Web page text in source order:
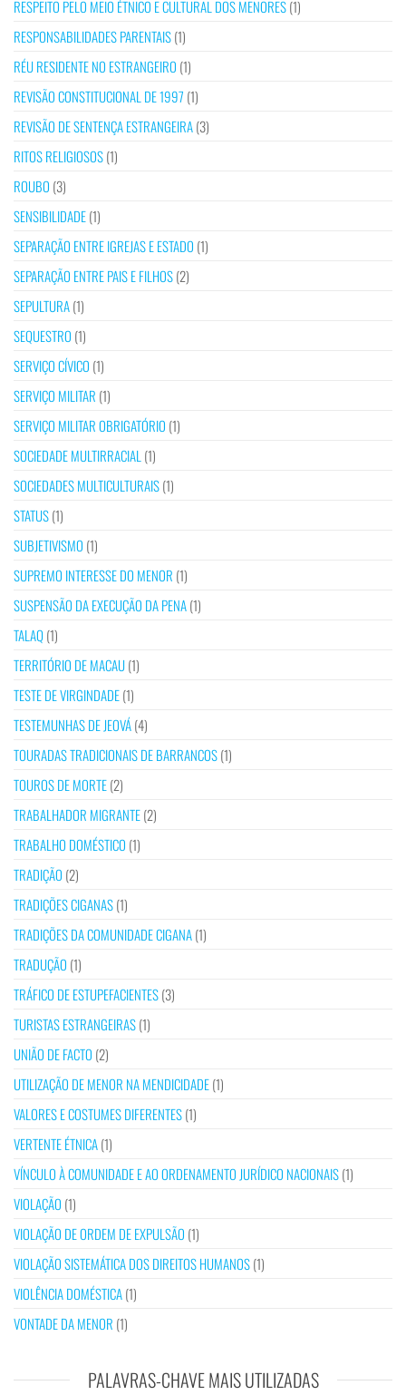
RESPEITO PELO MEIO ÉTNICO E CULTURAL DOS MENORES(1)
RESPONSABILIDADES PARENTAIS(1)
RÉU RESIDENTE NO ESTRANGEIRO (1)
REVISÃO CONSTITUCIONAL DE 1997 (1)
REVISÃO DE SENTENÇA ESTRANGEIRA(3)
RITOS RELIGIOSOS(1)
ROUBO (3)
SENSIBILIDADE(1)
SEPARAÇÃO ENTRE IGREJAS E ESTADO (1)
SEPARAÇÃO ENTRE PAIS E FILHOS(2)
SEPULTURA(1)
SEQUESTRO (1)
SERVIÇO CÍVICO (1)
SERVIÇO MILITAR (1)
SERVIÇO MILITAR OBRIGATÓRIO (1)
SOCIEDADE MULTIRRACIAL (1)
SOCIEDADES MULTICULTURAIS(1)
STATUS(1)
SUBJETIVISMO (1)
SUPREMO INTERESSE DO MENOR (1)
SUSPENSÃO DA EXECUÇÃO DA PENA(1)
TALAQ(1)
TERRITÓRIO DE MACAU(1)
TESTE DE VIRGINDADE(1)
TESTEMUNHAS DE JEOVÁ(4)
TOURADAS TRADICIONAIS DE BARRANCOS(1)
TOUROS DE MORTE(2)
TRABALHADOR MIGRANTE(2)
TRABALHO DOMÉSTICO (1)
TRADIÇÃO (2)
TRADIÇÕES CIGANAS(1)
TRADIÇÕES DA COMUNIDADE CIGANA(1)
TRADUÇÃO (1)
TRÁFICO DE ESTUPEFACIENTES(3)
TURISTAS ESTRANGEIRAS(1)
UNIÃO DE FACTO (2)
UTILIZAÇÃO DE MENOR NA MENDICIDADE(1)
VALORES E COSTUMES DIFERENTES(1)
VERTENTE ÉTNICA(1)
VÍNCULO À COMUNIDADE E AO ORDENAMENTO JURÍDICO NACIONAIS(1)
VIOLAÇÃO (1)
VIOLAÇÃO DE ORDEM DE EXPULSÃO (1)
VIOLAÇÃO SISTEMÁTICA DOS DIREITOS HUMANOS(1)
VIOLÊNCIA DOMÉSTICA(1)
VONTADE DA MENOR (1)
PALAVRAS-CHAVE MAIS UTILIZADAS